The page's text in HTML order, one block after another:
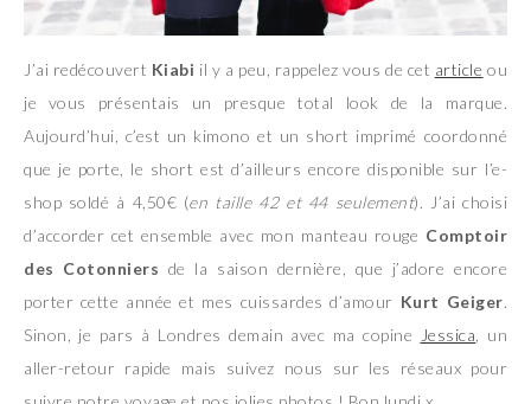
J’ai redécouvert Kiabi il y a peu, rappelez vous de cet article ou
je vous présentais un presque total look de la marque.
Aujourd’hui, c’est un kimono et un short imprimé coordonné
que je porte, le short est d’ailleurs encore disponible sur l’e-
shop soldé à 4,50€ (en taille 42 et 44 seulement). J’ai choisi
d’accorder cet ensemble avec mon manteau rouge Comptoir
des Cotonniers de la saison dernière, que j’adore encore
porter cette année et mes cuissardes d’amour Kurt Geiger.
Sinon, je pars à Londres demain avec ma copine
Jessica , un
aller-retour rapide mais suivez nous sur les réseaux pour